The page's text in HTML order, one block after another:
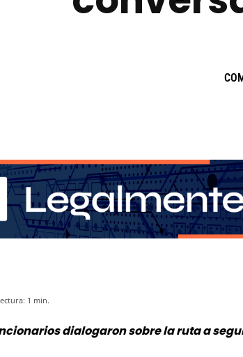
1 min.
dialogaron sobre la ruta a